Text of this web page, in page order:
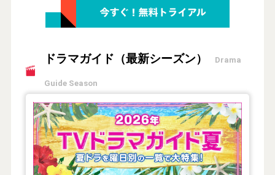
ドラマガイド（最新シーズン） Drama
Guide Season
【2026年夏】TVドラマガイド